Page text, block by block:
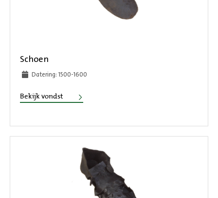
Schoen
Datering: 1500-1600
Bekijk vondst Schoen